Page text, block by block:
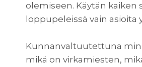
olemiseen. Käytän
loppupeleissä vain
Kunnanvaltuutettuna
mikä on virkamiesten,